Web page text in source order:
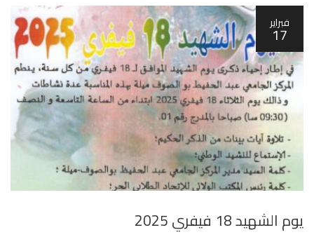
فبراير
17
يوم الشهيد 18 فيفري 2025